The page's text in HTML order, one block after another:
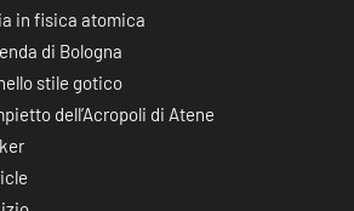
in fisica atomica
di Bologna
stile gotico
dell’Acropoli di Atene